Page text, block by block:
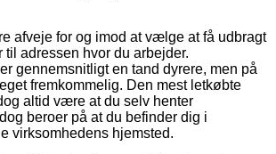
afveje for og imod at vælge at få udbragt
til adressen hvor du arbejder.
gennemsnitligt en tand dyrere, men på
fremkommelig. Den mest letkøbte
altid være at du selv henter
beroer på at du befinder dig i
virksomhedens hjemsted.